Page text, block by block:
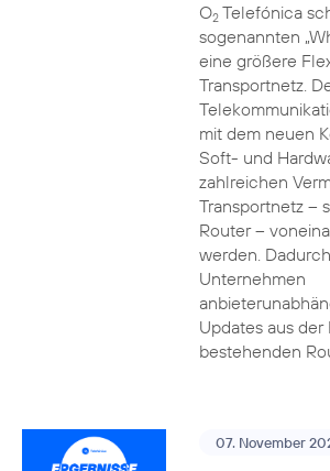
O2Telefónica
sogenannten
eine größere
Transportnetz.
mit dem neuen
Soft- und
zahlreichen
Transportnetz –
Router –
werden.
Unternehmen
Updates aus der
bestehenden
07. November